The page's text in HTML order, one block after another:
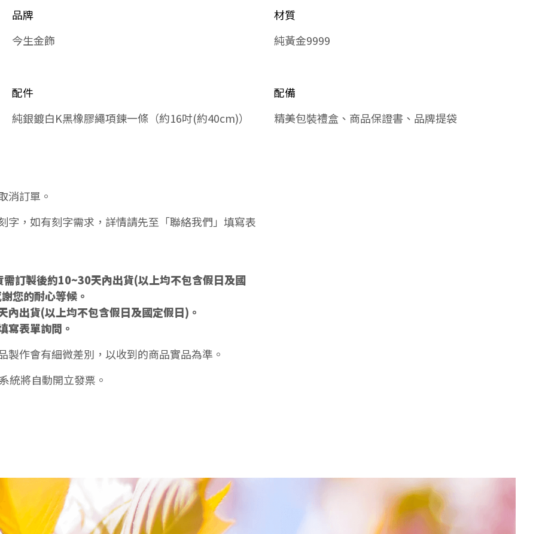
品牌
今生金飾
材質
純黃金9999
配件
純銀鍍白K黑橡膠繩項鍊一條（約16吋(約40cm)）
配備
精美包裝禮盒、商品保證書、品牌提袋
消訂單。
，如有刻字需求，詳情請先至「聯絡我們」填寫表
訂製後約10~30天內出貨(以上均不包含假日及國
您的耐心等候。
出貨(以上均不包含假日及國定假日)。
表單詢問。
作會有細微差別，以收到的商品實品為準。
統將自動開立發票。